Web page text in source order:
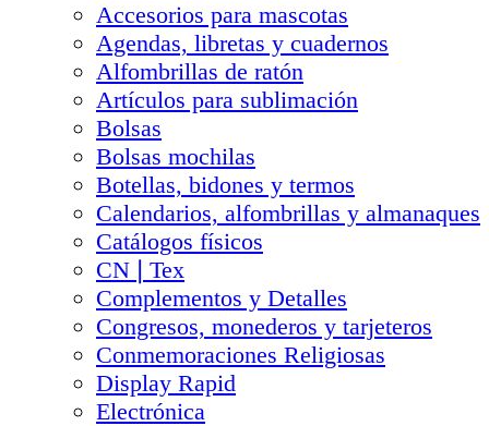
Accesorios para mascotas
Agendas, libretas y cuadernos
Alfombrillas de ratón
Artículos para sublimación
Bolsas
Bolsas mochilas
Botellas, bidones y termos
Calendarios, alfombrillas y almanaques
Catálogos físicos
CN❘Tex
Complementos y Detalles
Congresos, monederos y tarjeteros
Conmemoraciones Religiosas
Display Rapid
Electrónica